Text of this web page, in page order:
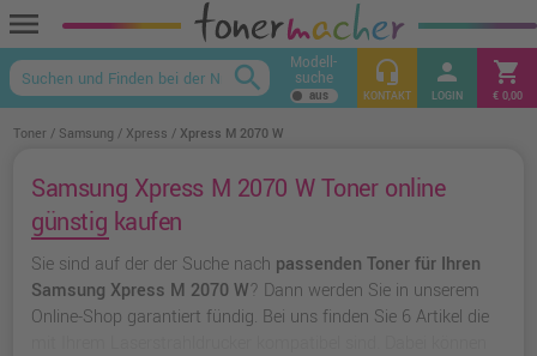
menu
keyboard_arrow_up
search Modell-
suche headset_mic
KONTAKT
person
LOGIN
shopping_cart
€ 0,00
Toner Samsung Xpress Xpress M 2070 W
Samsung Xpress M 2070 W Toner online
günstig kaufen
Sie sind auf der der Suche nach passenden Toner für Ihren
Samsung Xpress M 2070 W? Dann werden Sie in unserem
Online-Shop garantiert fündig. Bei uns finden Sie 6 Artikel die